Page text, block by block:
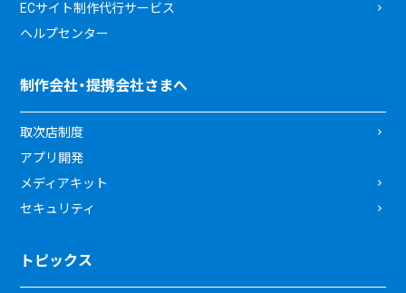
ECサイト制作代行サービス
ヘルプセンター
制作会社・提携会社さまへ
取次店制度
アプリ開発
メディアキット
セキュリティ
トピックス